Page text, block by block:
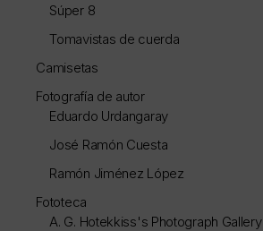
Súper 8
Tomavistas de cuerda
Camisetas
Fotografía de autor
Eduardo Urdangaray
José Ramón Cuesta
Ramón Jiménez López
Fototeca
A. G. Hotekkiss's Photograph Gallery